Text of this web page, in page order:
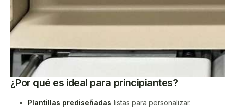
¿Por qué es ideal para principiantes?
Plantillas prediseñadas listas para personalizar.